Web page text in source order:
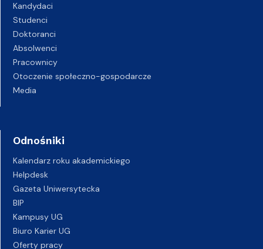
Kandydaci
Studenci
Doktoranci
Absolwenci
Pracownicy
Otoczenie społeczno-gospodarcze
Media
Odnośniki
Kalendarz roku akademickiego
Helpdesk
Gazeta Uniwersytecka
BIP
Kampusy UG
Biuro Karier UG
Oferty pracy